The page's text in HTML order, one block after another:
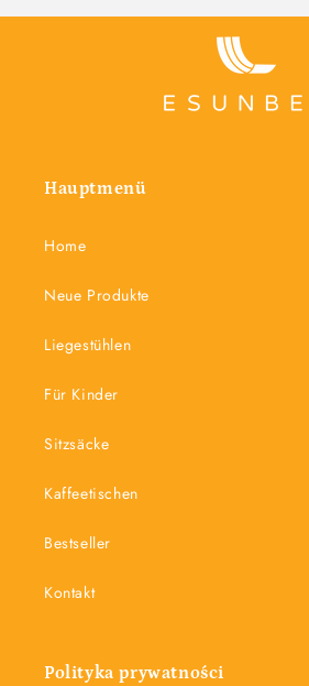
Hauptmenü
Home
Neue Produkte
Liegestühlen
Für Kinder
Sitzsäcke
Kaffeetischen
Bestseller
Kontakt
Polityka prywatności